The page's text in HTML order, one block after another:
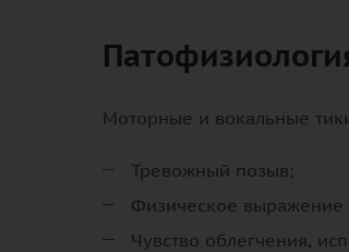
Моторные и вокальные
Тревожный позыв;
Физическое выражение
Чувство облегчения,